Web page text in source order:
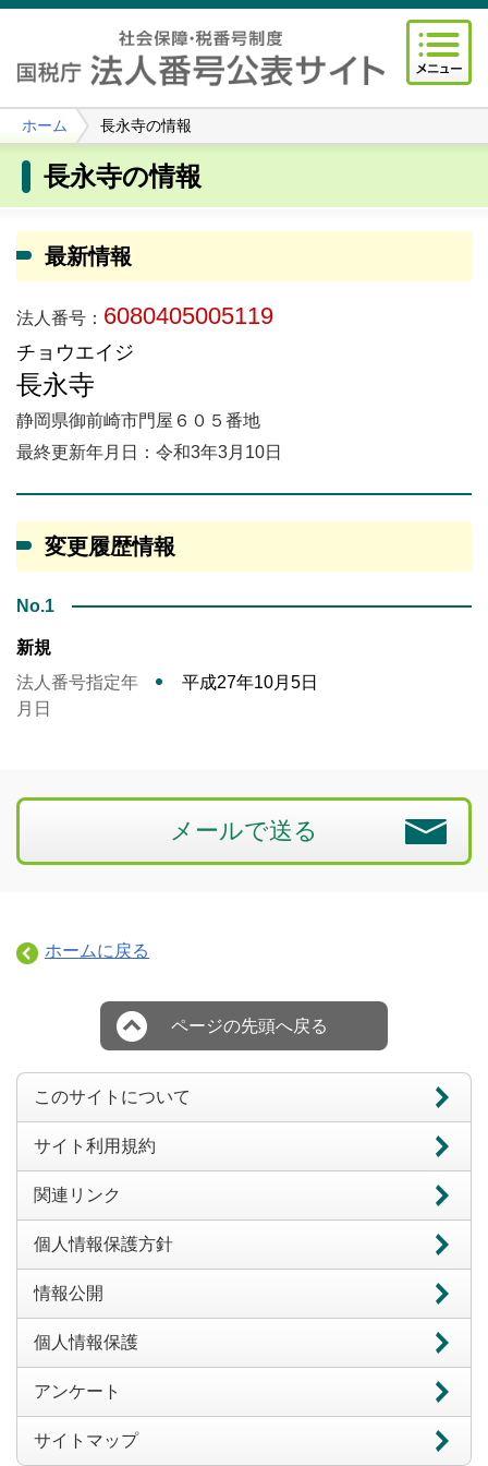
ホーム 長永寺の情報
長永寺の情報
最新情報
法人番号： 6080405005119
チョウエイジ
長永寺
静岡県御前崎市門屋６０５番地
最終更新年月日：令和3年3月10日
変更履歴情報
No.1
新規
法人番号指定年
月日
平成27年10月5日
メールで送る
ホームに戻る
ページの先頭へ戻る
このサイトについて
サイト利用規約
関連リンク
個人情報保護方針
情報公開
個人情報保護
アンケート
サイトマップ